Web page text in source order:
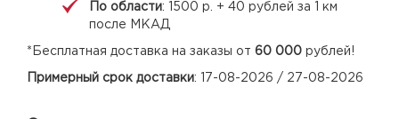
По области: 1500 р. + 40 рублей за 1 км
после МКАД
*Бесплатная доставка на заказы от 60 000 рублей!
Примерный срок доставки: 17-08-2026 / 27-08-2026